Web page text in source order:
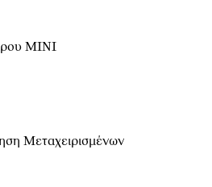
ΜΙΝΙ
Μεταχειρισμένων